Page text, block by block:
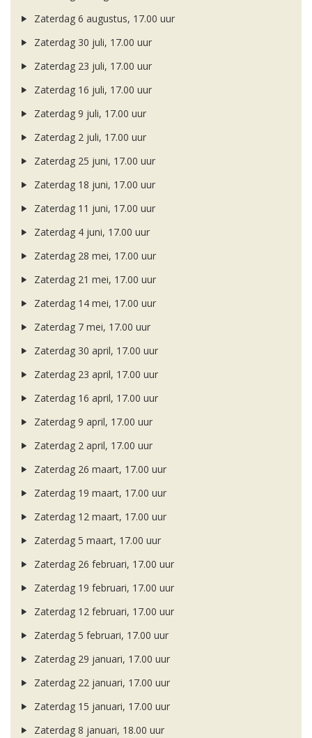
Zaterdag 6 augustus, 17.00 uur
Zaterdag 30 juli, 17.00 uur
Zaterdag 23 juli, 17.00 uur
Zaterdag 16 juli, 17.00 uur
Zaterdag 9 juli, 17.00 uur
Zaterdag 2 juli, 17.00 uur
Zaterdag 25 juni, 17.00 uur
Zaterdag 18 juni, 17.00 uur
Zaterdag 11 juni, 17.00 uur
Zaterdag 4 juni, 17.00 uur
Zaterdag 28 mei, 17.00 uur
Zaterdag 21 mei, 17.00 uur
Zaterdag 14 mei, 17.00 uur
Zaterdag 7 mei, 17.00 uur
Zaterdag 30 april, 17.00 uur
Zaterdag 23 april, 17.00 uur
Zaterdag 16 april, 17.00 uur
Zaterdag 9 april, 17.00 uur
Zaterdag 2 april, 17.00 uur
Zaterdag 26 maart, 17.00 uur
Zaterdag 19 maart, 17.00 uur
Zaterdag 12 maart, 17.00 uur
Zaterdag 5 maart, 17.00 uur
Zaterdag 26 februari, 17.00 uur
Zaterdag 19 februari, 17.00 uur
Zaterdag 12 februari, 17.00 uur
Zaterdag 5 februari, 17.00 uur
Zaterdag 29 januari, 17.00 uur
Zaterdag 22 januari, 17.00 uur
Zaterdag 15 januari, 17.00 uur
Zaterdag 8 januari, 18.00 uur